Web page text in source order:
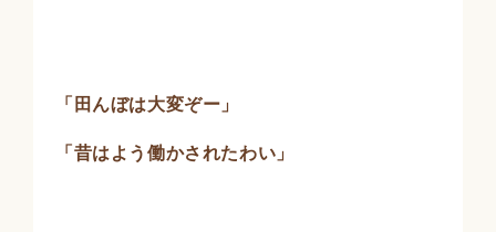
「田んぼは大変ぞー」
「昔はよう働かされたわい」